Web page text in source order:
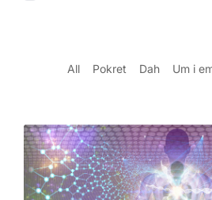
All Pokret Dah Um i